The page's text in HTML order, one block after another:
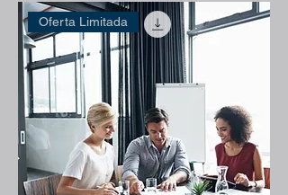
Oferta Limitada